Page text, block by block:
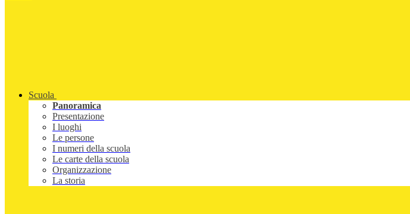
Scuola
Panoramica
Presentazione
I luoghi
Le persone
I numeri della scuola
Le carte della scuola
Organizzazione
La storia